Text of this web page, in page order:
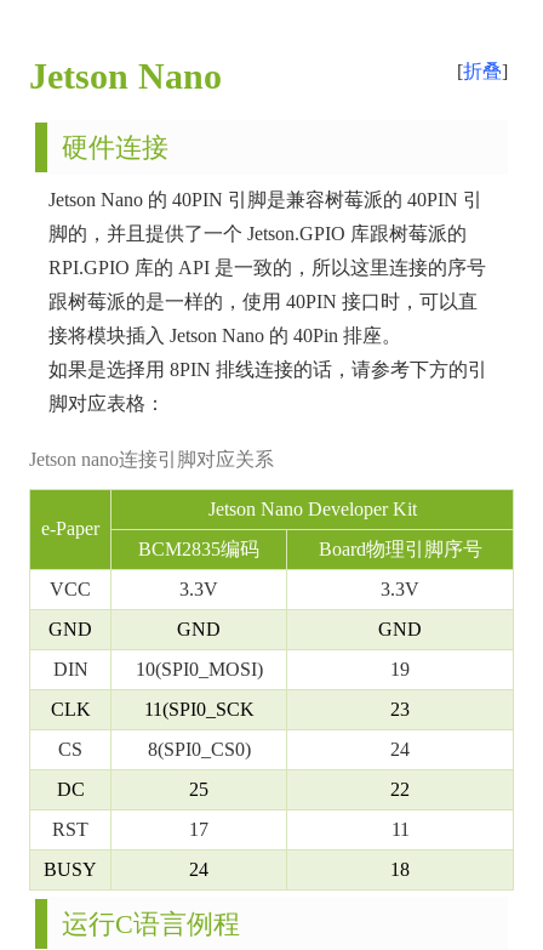
折叠
Jetson Nano
硬件连接
Jetson Nano 的 40PIN 引脚是兼容树莓派的 40PIN 引
脚的，并且提供了一个 Jetson.GPIO 库跟树莓派的
RPI.GPIO 库的 API 是一致的，所以这里连接的序号
跟树莓派的是一样的，使用 40PIN 接口时，可以直
接将模块插入 Jetson Nano 的 40Pin 排座。
如果是选择用 8PIN 排线连接的话，请参考下方的引
脚对应表格：
Jetson nano连接引脚对应关系
e-Paper
Jetson Nano Developer Kit
BCM2835编码
Board物理引脚序号
VCC
3.3V
3.3V
GND
GND
GND
DIN
10(SPI0_MOSI)
19
CLK
11(SPI0_SCK
23
CS
8(SPI0_CS0)
24
DC
25
22
RST
17
11
BUSY
24 18
运行C语言例程